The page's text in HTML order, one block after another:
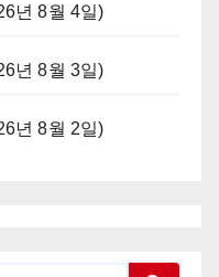
년 8월 4일)
년 8월 3일)
년 8월 2일)